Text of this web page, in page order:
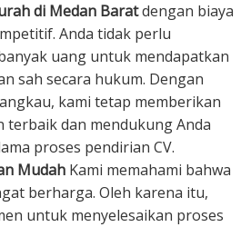
di Medan Baratdengan biaya
Anda tidak perlu
uang untuk mendapatkan
sah secara hukum. Dengan
kami tetap memberikan
terbaik dan mendukung Anda
proses pendirian CV.
Mudah Kami memahami bahwa
berharga. Oleh karena itu,
untuk menyelesaikan proses